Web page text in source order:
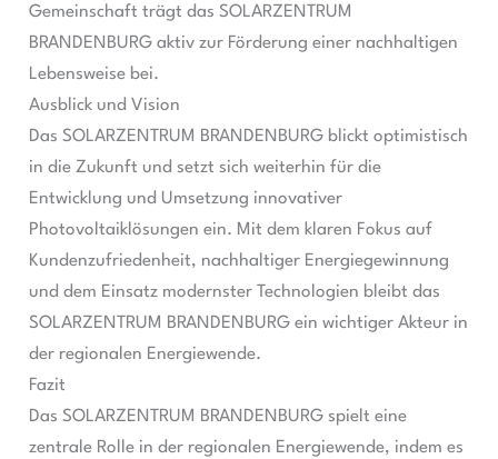
Gemeinschaft trägt das SOLARZENTRUM
BRANDENBURG aktiv zur Förderung einer nachhaltigen
Lebensweise bei.
Ausblick und Vision
Das SOLARZENTRUM BRANDENBURG blickt optimistisch
in die Zukunft und setzt sich weiterhin für die
Entwicklung und Umsetzung innovativer
Photovoltaiklösungen ein. Mit dem klaren Fokus auf
Kundenzufriedenheit, nachhaltiger Energiegewinnung
und dem Einsatz modernster Technologien bleibt das
SOLARZENTRUM BRANDENBURG ein wichtiger Akteur in
der regionalen Energiewende.
Fazit
Das SOLARZENTRUM BRANDENBURG spielt eine
zentrale Rolle in der regionalen Energiewende, indem es